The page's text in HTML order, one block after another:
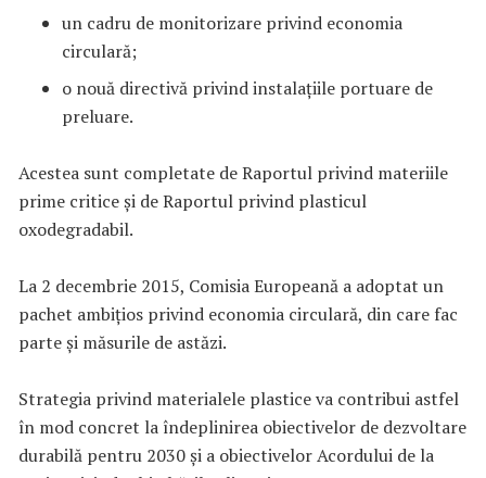
un cadru de monitorizare privind economia
circulară;
o nouă directivă privind instalațiile portuare de
preluare.
Acestea sunt completate de Raportul privind materiile
prime critice și de Raportul privind plasticul
oxodegradabil.
La 2 decembrie 2015, Comisia Europeană a adoptat un
pachet ambițios privind economia circulară, din care fac
parte și măsurile de astăzi.
Strategia privind materialele plastice va contribui astfel
în mod concret la îndeplinirea obiectivelor de dezvoltare
durabilă pentru 2030 și a obiectivelor Acordului de la